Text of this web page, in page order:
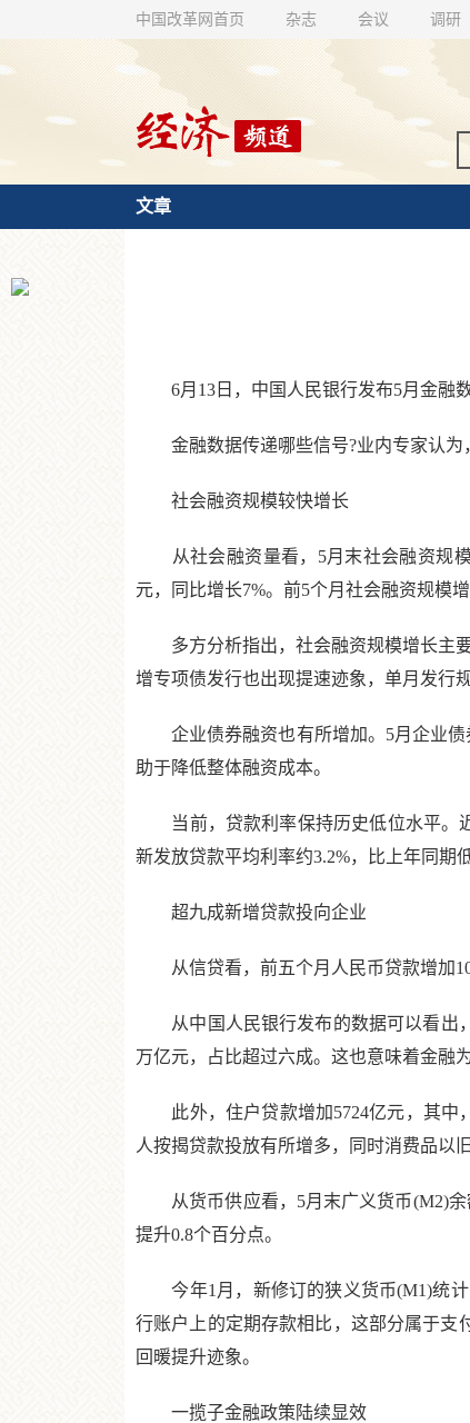
中国改革网首页 杂志 会议 调研
文章
6月13日，中国人民银行发布5月金融数
金融数据传递哪些信号?业内专家认为
社会融资规模较快增长
从社会融资量看，5月末社会融资规模
元，同比增长7%。前5个月社会融资规模
多方分析指出，社会融资规模增长主要
增专项债发行也出现提速迹象，单月发行
企业债券融资也有所增加。5月企业债
助于降低整体融资成本。
当前，贷款利率保持历史低位水平。近
新发放贷款平均利率约3.2%，比上年同期
超九成新增贷款投向企业
从信贷看，前五个月人民币贷款增加
从中国人民银行发布的数据可以看出，
万亿元，占比超过六成。这也意味着金融
此外，住户贷款增加5724亿元，其中，
人按揭贷款投放有所增多，同时消费品以
从货币供应看，5月末广义货币(M2)余
提升0.8个百分点。
今年1月，新修订的狭义货币(M1)统计
行账户上的定期存款相比，这部分属于支
回暖提升迹象。
一揽子金融政策陆续显效